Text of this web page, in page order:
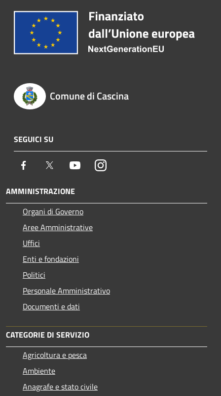
Comune di Cascina
SEGUICI SU
Facebook Twitter YoutubeInstagram
AMMINISTRAZIONE
Organi di Governo
Aree Amministrative
Uffici
Enti e fondazioni
Politici
Personale Amministrativo
Documenti e dati
CATEGORIE DI SERVIZIO
Agricoltura e pesca
Ambiente
Anagrafe e stato civile